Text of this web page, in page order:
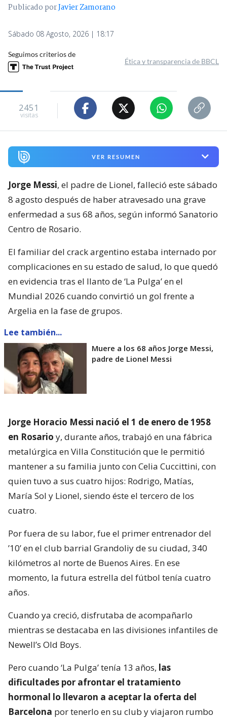
Publicado porJavier Zamorano
Sábado 08 Agosto, 2026 | 18:17
Seguimos criterios de
Ética y transparencia de BBCL
2451
visitas
VER RESUMEN
Jorge Messi, el padre de Lionel, falleció este sábado
8 agosto después de haber atravesado una grave
enfermedad a sus 68 años, según informó Sanatorio
Centro de Rosario.
El familiar del crack argentino estaba internado por
complicaciones en su estado de salud, lo que quedó
en evidencia tras el llanto de ‘La Pulga’ en el
Mundial 2026 cuando convirtió un gol frente a
Argelia en la fase de grupos.
Lee también...
Muere a los 68 años Jorge Messi,
padre de Lionel Messi
Jorge Horacio Messi nació el 1 de enero de 1958
en Rosario y, durante años, trabajó en una fábrica
metalúrgica en Villa Constitución que le permitió
mantener a su familia junto con Celia Cuccittini, con
quien tuvo a sus cuatro hijos: Rodrigo, Matías,
María Sol y Lionel, siendo éste el tercero de los
cuatro.
Por fuera de su labor, fue el primer entrenador del
’10’ en el club barrial Grandoliy de su ciudad, 340
kilómetros al norte de Buenos Aires. En ese
momento, la futura estrella del fútbol tenía cuatro
años.
Cuando ya creció, disfrutaba de acompañarlo
mientras se destacaba en las divisiones infantiles de
Newell’s Old Boys.
Pero cuando ‘La Pulga’ tenía 13 años, las
dificultades por afrontar el tratamiento
hormonal lo llevaron a aceptar la oferta del
Barcelona por tenerlo en su club y viajaron rumbo